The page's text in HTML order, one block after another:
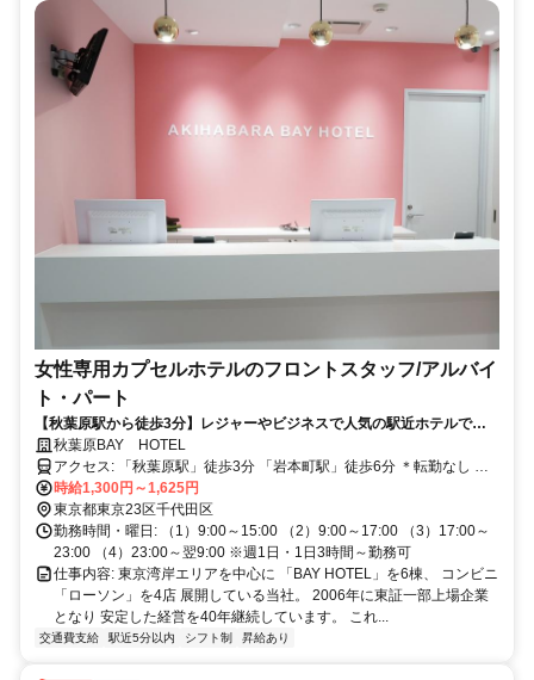
女性専用カプセルホテルのフロントスタッフ/アルバイ
ト・パート
【秋葉原駅から徒歩3分】レジャーやビジネスで人気の駅近ホテルで勤
務！未経験スタートはもちろん、ブランクがある方も大歓迎！深夜時間
帯は高時給1625円！
秋葉原BAY HOTEL
アクセス: 「秋葉原駅」徒歩3分 「岩本町駅」徒歩6分 ＊転勤なし ＊
U・Iターン歓迎
時給1,300円～1,625円
東京都東京23区千代田区
勤務時間・曜日: （1）9:00～15:00 （2）9:00～17:00 （3）17:00～
23:00 （4）23:00～翌9:00 ※週1日・1日3時間～勤務可
仕事内容: 東京湾岸エリアを中心に 「BAY HOTEL」を6棟、 コンビニ
「ローソン」を4店 展開している当社。 2006年に東証一部上場企業
となり 安定した経営を40年継続しています。 これ...
交通費支給 駅近5分以内 シフト制 昇給あり